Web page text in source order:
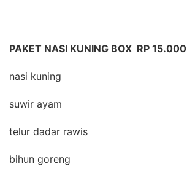
PAKET NASI KUNING BOX RP 15.000
nasi kuning
suwir ayam
telur dadar rawis
bihun goreng